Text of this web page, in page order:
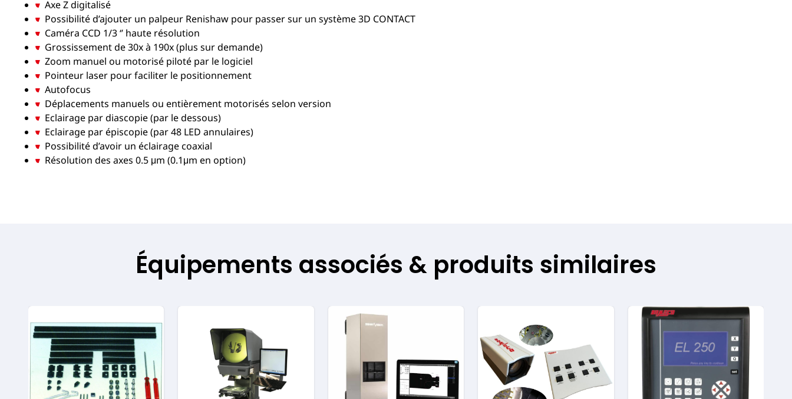
Axe Z digitalisé
Possibilité d’ajouter un palpeur Renishaw pour passer sur un système 3D CONTACT
Caméra CCD 1/3 ‘’ haute résolution
Grossissement de 30x à 190x (plus sur demande)
Zoom manuel ou motorisé piloté par le logiciel
Pointeur laser pour faciliter le positionnement
Autofocus
Déplacements manuels ou entièrement motorisés selon version
Eclairage par diascopie (par le dessous)
Eclairage par épiscopie (par 48 LED annulaires)
Possibilité d’avoir un éclairage coaxial
Résolution des axes 0.5 μm (0.1μm en option)
Équipements associés & produits similaires